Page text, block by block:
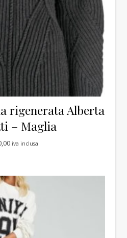
rigenerata Alberta
– Maglia
iva inclusa